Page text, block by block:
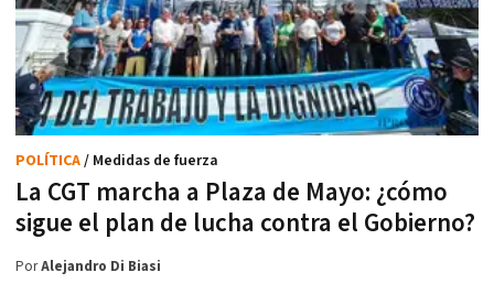
La CGT marcha a Plaza de Mayo: ¿cómo
sigue el plan de lucha contra el Gobierno?
POLÍTICA/ Medidas de fuerza
PorAlejandro Di Biasi